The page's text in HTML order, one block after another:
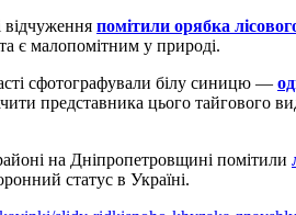
відчуження помітили орябка
є малопомітним у природі.
сфотографували білу синицю —
представника цього тайгового
на Дніпропетровщині помітили
статус в Україні.